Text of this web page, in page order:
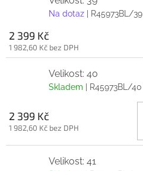
Na dotaz | R45973BL/39
2 399 Kč
1 982,60 Kč bez DPH
Velikost: 40
Skladem | R45973BL/40
2 399 Kč
1 982,60 Kč bez DPH
Velikost: 41